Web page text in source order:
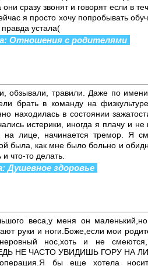
сразу звонят и говорят если в
я просто хочу попробывать
устала(
Отношения с родителями
обзывали, травили. Даже по
брать в команду на
находилась в состоянии
истерики, иногда я плачу и не
лице, начинается тремор. Я
была, как мне было больно и
что-то делать.
Душевное здоровье
веса,у меня он
руки и ноги.Боже,если мои
нос,хоть и не
НЕ ЧАСТО УВИДИШЬ ГОРУ НА
операция.Я бы еще хотела